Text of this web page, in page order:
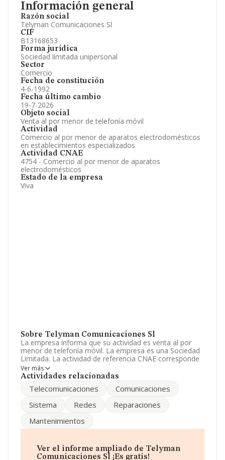
Información general
Razón social
Telyman Comunicaciones Sl
CIF
B13168653
Forma jurídica
Sociedad limitada unipersonal
Sector
Comercio
Fecha de constitución
4-6-1992
Fecha último cambio
19-7-2026
Objeto social
Venta al por menor de telefonía móvil
Actividad
Comercio al por menor de aparatos electrodomésticos
en establecimientos especializados
Actividad CNAE
4754 - Comercio al por menor de aparatos
electrodomésticos
Estado de la empresa
Viva
Sobre Telyman Comunicaciones Sl
La empresa informa que su actividad es venta al por
menor de telefonía móvil. La empresa es una Sociedad
Limitada. La actividad de referencia CNAE corresponde
a 'Comercio al por menor de aparatos
electrodomésticos en establecimientos especializados',
mercados exteriores.
Su correo es
telyman@telyman.es. Puedes visitar su
La empresa españolaTelyman Comunicaciones S.L,
60, (13300), Valdepeñas, provincia de Ciudad Real,
Castilla-la Mancha.
Ver más
Actividades relacionadas
Telecomunicaciones
Comunicaciones
Sistema
Redes
Reparaciones
Mantenimientos
Ver el informe ampliado de Telyman
Comunicaciones Sl ¡Es gratis!